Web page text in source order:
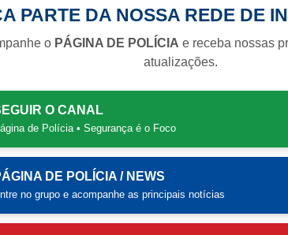
PARTE DA NOSSA REDE DE
o PÁGINA DE POLÍCIA e receba nossas
atualizações.
O CANAL
de Polícia • Segurança é o Foco
DE POLÍCIA / NEWS
no grupo e acompanhe as principais notícias